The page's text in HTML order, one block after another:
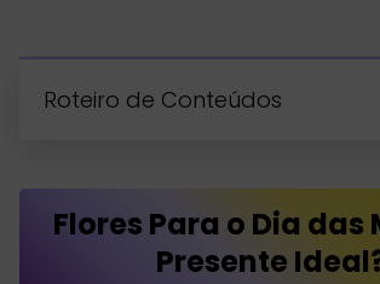
Roteiro de Conteúdos
Flores Para o Dia das
Presente